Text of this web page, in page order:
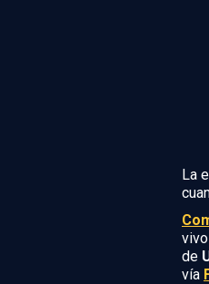
La
de
vía